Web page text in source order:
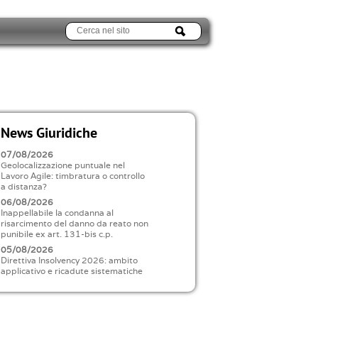
News Giuridiche
07/08/2026
Geolocalizzazione puntuale nel
Lavoro Agile: timbratura o controllo
a distanza?
06/08/2026
Inappellabile la condanna al
risarcimento del danno da reato non
punibile ex art. 131-bis c.p.
05/08/2026
Direttiva Insolvency 2026: ambito
applicativo e ricadute sistematiche